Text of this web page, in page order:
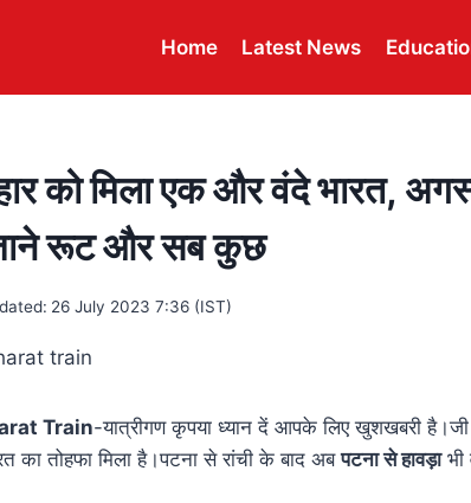
Home Latest News
को मिला एक और वंदे भारत,
जाने रूट और सब कुछ
26 July 2023 7:36 (IST)
Train-यात्रीगण कृपया ध्यान दें आपके लिए खुशखबरी
का तोहफा मिला है।पटना से रांची के बाद अबपटना से हावड़ाभी